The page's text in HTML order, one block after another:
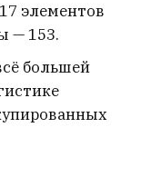
элементов
— 153.
большей
клуба
тонн».